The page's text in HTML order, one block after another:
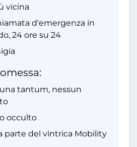
vicina
d'emergenza in
24 ore su 24
tantum, nessun
occulto
parte del vintrica Mobility